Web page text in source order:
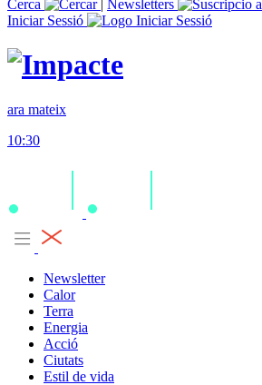
Cerca
| Newsletters
Iniciar Sessió
ara mateix
10:30
Newsletter
Calor
Terra
Energia
Acció
Ciutats
Estil de vida